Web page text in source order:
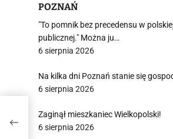
POZNAŃ
"To pomnik bez precedensu w
publicznej." Można ju…
6 sierpnia 2026
Na kilka dni Poznań stanie się
6 sierpnia 2026
Zaginął mieszkaniec Wielkopolski!
6 sierpnia 2026